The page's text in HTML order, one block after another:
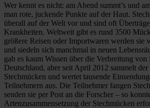
Wer kennt es nicht: am Abend summt’s und
man rote, juckende Punkte auf der Haut.
überall auf der Welt vor und sind oft
Krankheiten. Weltweit gibt es rund 3500
größere Reisen oder Importwaren werden sie
und siedeln sich manchmal in neuen
gab es kaum Wissen über die Verbreitung von
Deutschland, aber seit April 2012 sammelt der
Stechmücken und wertet tausende
Teilnehmern aus. Die Teilnehmer fangen
senden sie per Post an die Forscher – so
Artenzusammensetzung der Stechmücken